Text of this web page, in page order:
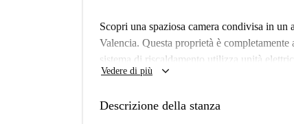
Scopri una spaziosa camera condivisa in un
Valencia. Questa proprietà è
sistema di riscaldamento utilizza unità
incluso e la casa è stata controllata da
Aiora è un quartiere vivace che offre diversi
Vedere di più keyboard_arrow_down
Descrizione della stanza